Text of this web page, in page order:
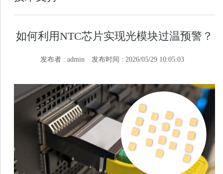
如何利用NTC芯片实现光模块过温预警？
发布者 : admin 发布时间 : 2026/05/29 10:05:03